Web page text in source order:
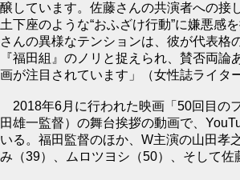
醸しています。佐藤さんの共演者への接
土下座のような“おふざけ行動”に嫌悪感
さんの異様なテンションは、彼が代表格
『福田組』のノリと捉えられ、賛否両論
画が注目されています」（女性誌ライター
2018年6月に行われた映画「50回目の
田雄一監督）の舞台挨拶の動画で、
いる。福田監督のほか、W主演の山田孝
み（39）、ムロツヨシ（50）、そして佐